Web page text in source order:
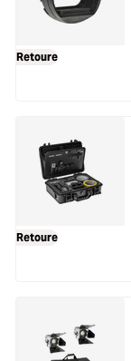
Retoure
Retoure